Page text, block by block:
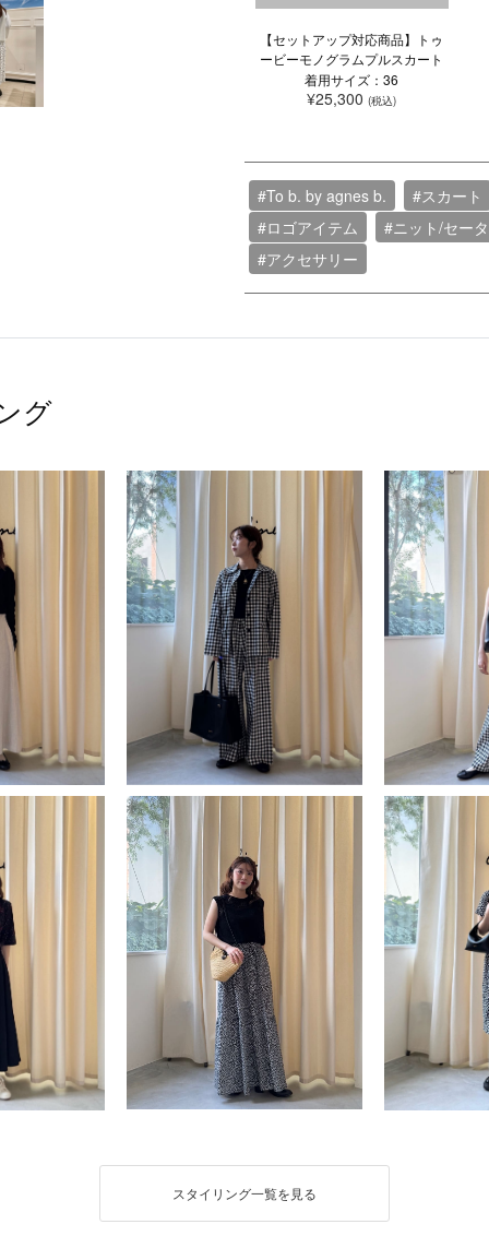
【セットアップ対応商品】トゥ
ービーモノグラムプルスカート
着用サイズ：36
¥25,300(税込)
#To b. by agnes b.
#スカート
#ロゴアイテム
#ニット/セー
#アクセサリー
グ
スタイリング一覧を見る